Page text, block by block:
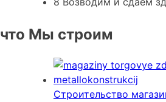
что Мы строим
Строительство